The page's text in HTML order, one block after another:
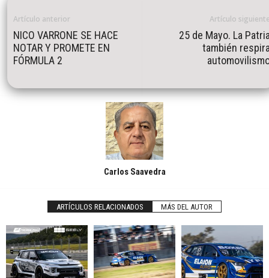
Artículo anterior
NICO VARRONE SE HACE
NOTAR Y PROMETE EN
FÓRMULA 2
Artículo
25 de Mayo. La
también
Carlos Saavedra
ARTÍCULOS RELACIONADOS MÁS DEL AUTOR